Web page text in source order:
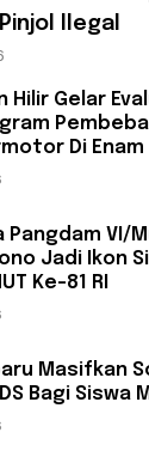
Ilegal
Hilir Gelar
Di
Pangdam VI/
Jadi Ikon
Ke-81 RI
Masifkan
Bagi Siswa